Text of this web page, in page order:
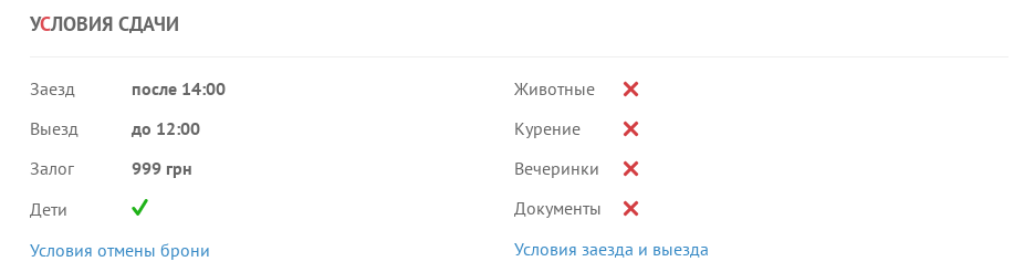
УСЛОВИЯ СДАЧИ
Заезд
после 14:00
Выезд
до 12:00
Залог
999 грн
Дети
Условия отмены брони
Животные
Курение
Вечеринки
Документы
Условия заезда и выезда